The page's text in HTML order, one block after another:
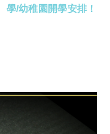
學/幼稚園開學安排！